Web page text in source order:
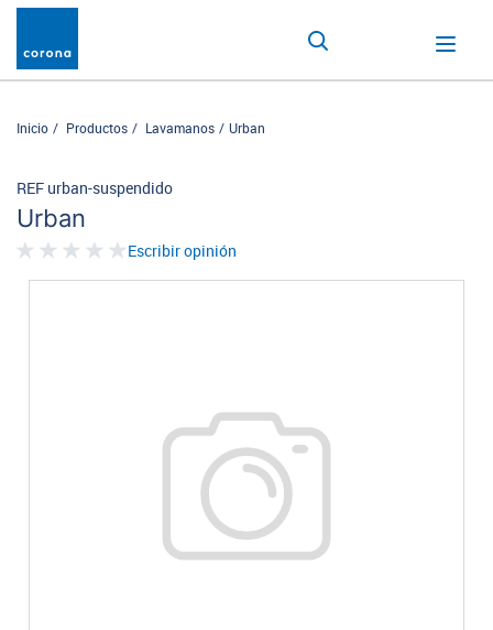
Inicio Productos Lavamanos Urban
Urban
REF urban-suspendido
Escribir opinión